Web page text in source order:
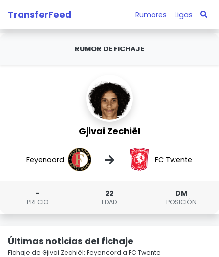
TransferFeed Rumores Ligas
RUMOR DE FICHAJE
Gjivai Zechiël
Feyenoord → FC Twente
-
PRECIO
22
EDAD
DM
POSICIÓN
Últimas noticias del fichaje
Fichaje de Gjivai Zechiël: Feyenoord a FC Twente